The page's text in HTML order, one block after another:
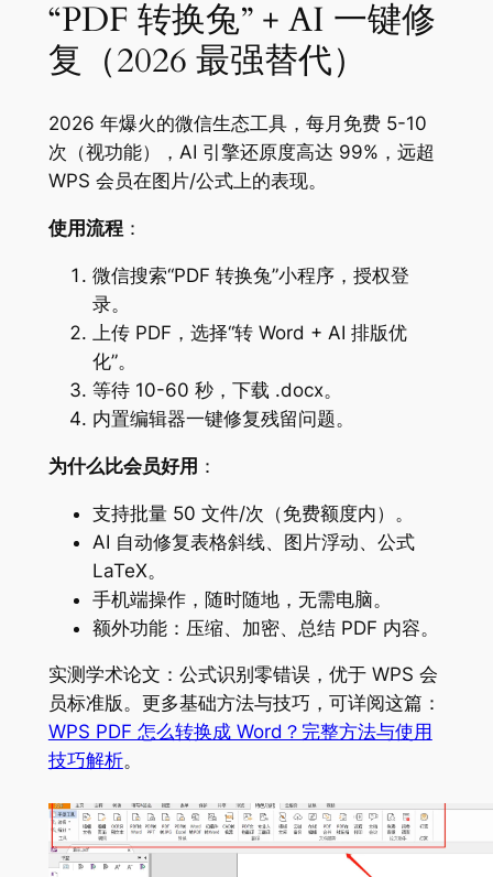
“PDF 转换兔” + AI 一键修
复（2026 最强替代）
2026 年爆火的微信生态工具，每月免费 5-10
次（视功能），AI 引擎还原度高达 99%，远超
WPS 会员在图片/公式上的表现。
使用流程：
微信搜索“PDF 转换兔”小程序，授权登
录。
上传 PDF，选择“转 Word + AI 排版优
化”。
等待 10-60 秒，下载 .docx。
内置编辑器一键修复残留问题。
为什么比会员好用 ：
支持批量 50 文件/次（免费额度内）。
AI 自动修复表格斜线、图片浮动、公式
LaTeX。
手机端操作，随时随地，无需电脑。
额外功能：压缩、加密、总结 PDF 内容。
实测学术论文：公式识别零错误，优于 WPS 会
员标准版。更多基础方法与技巧，可详阅这篇：
WPS PDF 怎么转换成 Word？完整方法与使用
技巧解析。